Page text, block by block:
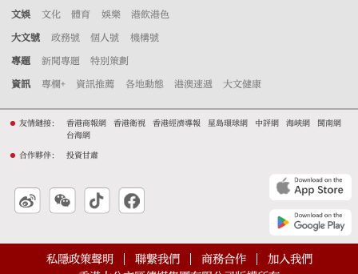
文娛 文化 體育 娛樂 港飲港色
大文號 政務號 個人號 機構號
專題 新聞專題 特別策劃
資訊 專欄+ 資訊推薦 各地動態 港澳速遞 大文健康
友情鏈接： 香港商報網 香港衛視 香港經濟導報 星島環球網 中評網 海峽網
閩南網
台海網
合作夥伴： 投資甘肅
私隱政策聲明 聯繫我們 商務合作
加入我們